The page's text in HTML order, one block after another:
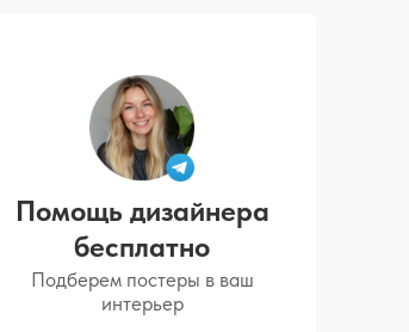
Помощь дизайнера
бесплатно
Подберем постеры в ваш
интерьер